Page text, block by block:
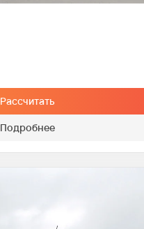
Рассчитать
Подробнее